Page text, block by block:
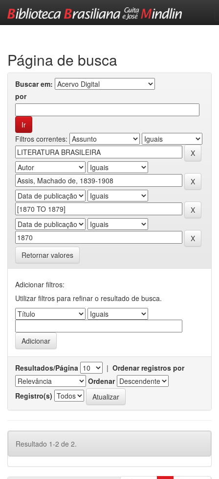
Página de busca
Buscar em:
por
Filtros correntes:
Retornar valores
Adicionar filtros:
Utilizar filtros para refinar o resultado de busca.
Resultados/Página | Ordenar registros por
Ordenar
Registro(s)
Resultado 1-2 de 2.